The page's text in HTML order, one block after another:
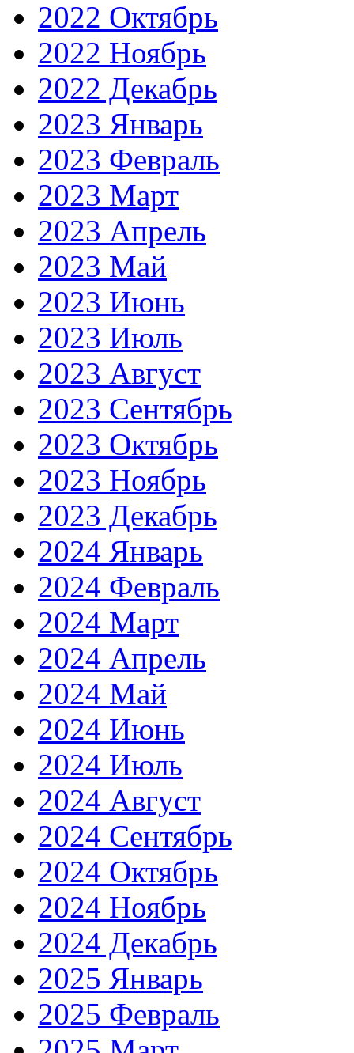
2022 Октябрь
2022 Ноябрь
2022 Декабрь
2023 Январь
2023 Февраль
2023 Март
2023 Апрель
2023 Май
2023 Июнь
2023 Июль
2023 Август
2023 Сентябрь
2023 Октябрь
2023 Ноябрь
2023 Декабрь
2024 Январь
2024 Февраль
2024 Март
2024 Апрель
2024 Май
2024 Июнь
2024 Июль
2024 Август
2024 Сентябрь
2024 Октябрь
2024 Ноябрь
2024 Декабрь
2025 Январь
2025 Февраль